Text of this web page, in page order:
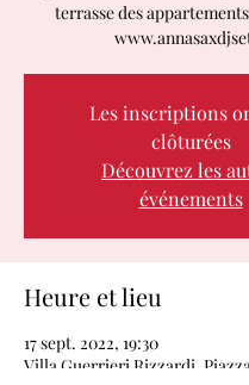
terrasse des
Les inscriptions
clôturées
Découvrez les
événements
Heure et lieu
17 sept. 2022, 19:30
Villa Guerrieri Rizzardi,